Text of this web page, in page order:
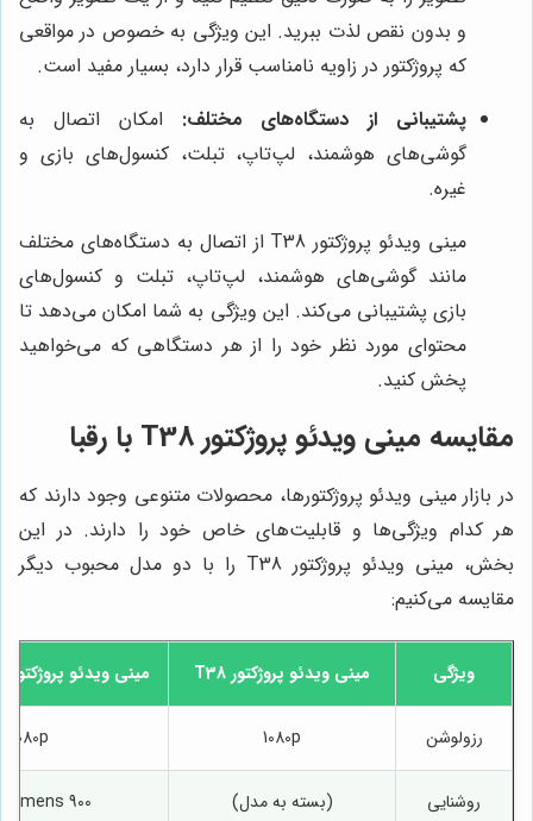
و بدون نقص لذت ببرید. این ویژگی به خصوص در مواقعی
که پروژکتور در زاویه نامناسب قرار دارد، بسیار مفید است.
پشتیبانی از دستگاه‌های مختلف: امکان اتصال به
گوشی‌های هوشمند، لپ‌تاپ، تبلت، کنسول‌های بازی و
غیره.
مینی ویدئو پروژکتور T38 از اتصال به دستگاه‌های مختلف
مانند گوشی‌های هوشمند، لپ‌تاپ، تبلت و کنسول‌های
بازی پشتیبانی می‌کند. این ویژگی به شما امکان می‌دهد تا
محتوای مورد نظر خود را از هر دستگاهی که می‌خواهید
پخش کنید.
مقایسه مینی ویدئو پروژکتور T38 با رقبا
در بازار مینی ویدئو پروژکتورها، محصولات متنوعی وجود دارند که
هر کدام ویژگی‌ها و قابلیت‌های خاص خود را دارند. در این
بخش، مینی ویدئو پروژکتور T38 را با دو مدل محبوب دیگر
مقایسه می‌کنیم:
ویژگی مینی ویدئو پروژکتور T38 مینی ویدئو پروژکتور XGIMI Halo+
رزولوشن 1080p
1080p
روشنایی (بسته به مدل) 900 ANSI lumens